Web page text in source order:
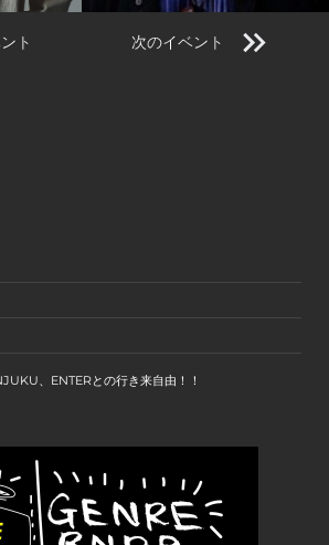
ト 次のイベント
、ENTERとの行き来自由！！